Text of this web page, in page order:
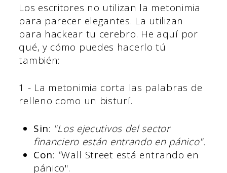
Los escritores no utilizan la metonimia
para parecer elegantes. La utilizan
para hackear tu cerebro. He aquí por
qué, y cómo puedes hacerlo tú
también:
1 - La metonimia corta las palabras de
relleno como un bisturí.
Sin: "Los ejecutivos del sector
financiero están entrando en pánico".
Con: "Wall Street está entrando en
pánico".